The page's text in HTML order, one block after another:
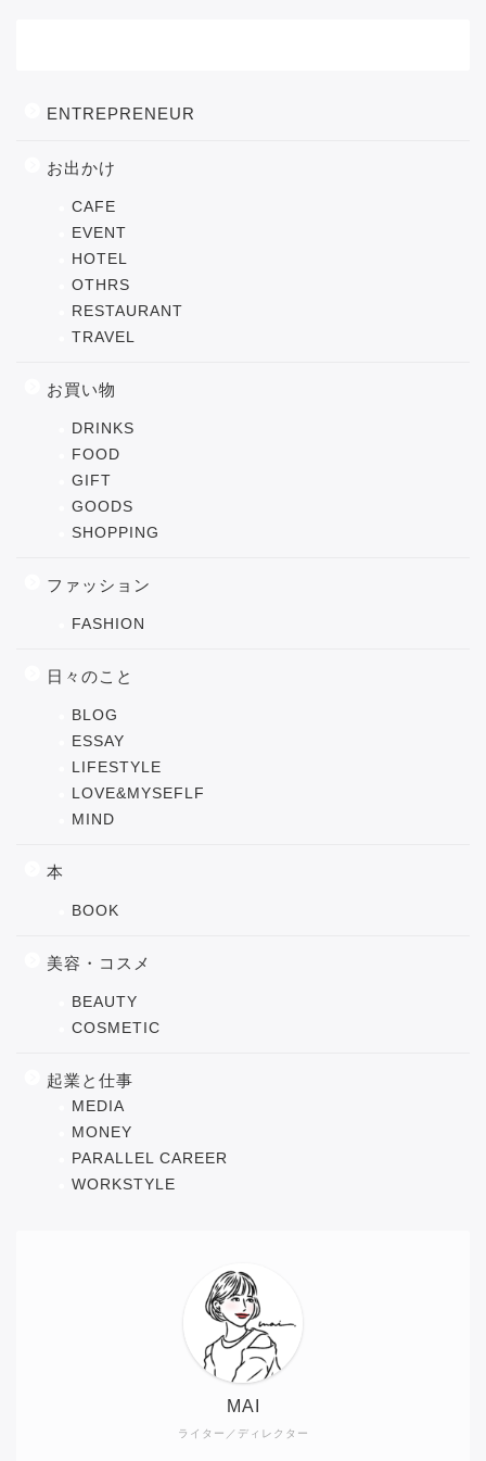
ENTREPRENEUR
お出かけ
CAFE
EVENT
HOTEL
OTHRS
RESTAURANT
TRAVEL
お買い物
DRINKS
FOOD
GIFT
GOODS
SHOPPING
ファッション
FASHION
日々のこと
BLOG
ESSAY
LIFESTYLE
LOVE&MYSEFLF
MIND
本
BOOK
美容・コスメ
BEAUTY
COSMETIC
起業と仕事
MEDIA
MONEY
PARALLEL CAREER
WORKSTYLE
ライター／ディレクター
MAI